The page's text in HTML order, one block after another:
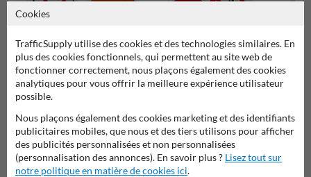
propriété privée
Panneaux d'information pour propriétés privées
Cookies
TrafficSupply utilise des cookies et des technologies similaires. En
plus des cookies fonctionnels, qui permettent au site web de
fonctionner correctement, nous plaçons également des cookies
analytiques pour vous offrir la meilleure expérience utilisateur
possible.
Nous plaçons également des cookies marketing et des identifiants
publicitaires mobiles, que nous et des tiers utilisons pour afficher
des publicités personnalisées et non personnalisées
(personnalisation des annonces). En savoir plus ? Lisez tout sur
notre politique en matière de cookies ici.